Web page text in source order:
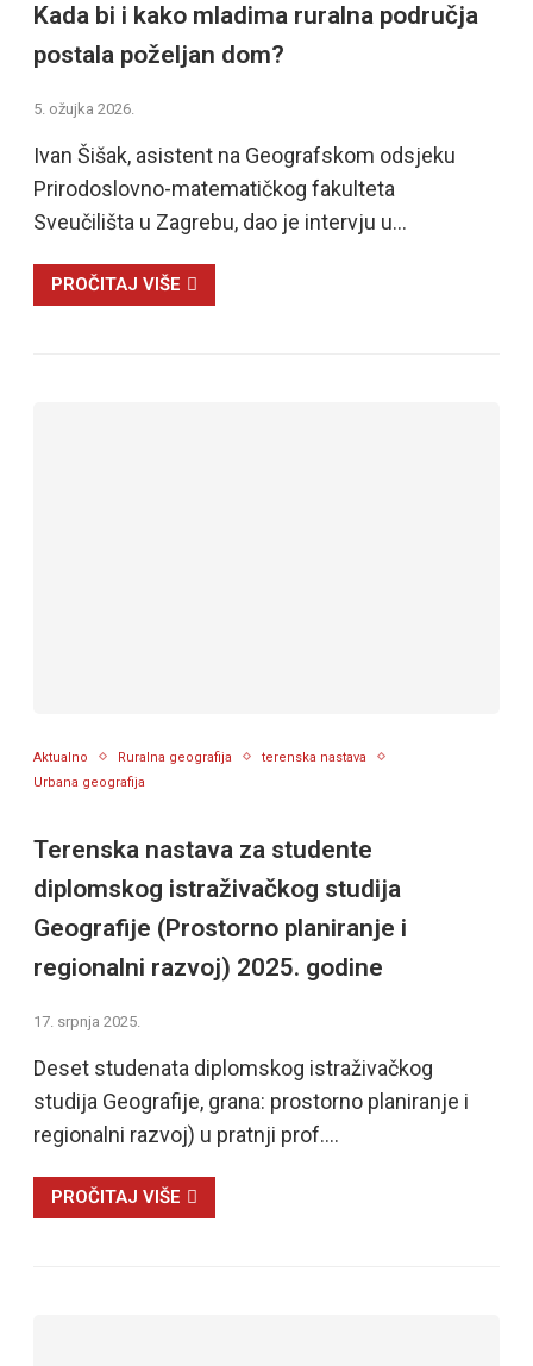
Kada bi i kako mladima ruralna područja
postala poželjan dom?
5. ožujka 2026.
Ivan Šišak, asistent na Geografskom odsjeku
Prirodoslovno-matematičkog fakulteta
Sveučilišta u Zagrebu, dao je intervju u…
PROČITAJ VIŠE
Aktualno Ruralna geografija
terenska nastava
Urbana geografija
Terenska nastava za studente
diplomskog istraživačkog studija
Geografije (Prostorno planiranje i
regionalni razvoj) 2025. godine
17. srpnja 2025.
Deset studenata diplomskog istraživačkog
studija Geografije, grana: prostorno planiranje i
regionalni razvoj) u pratnji prof.…
PROČITAJ VIŠE